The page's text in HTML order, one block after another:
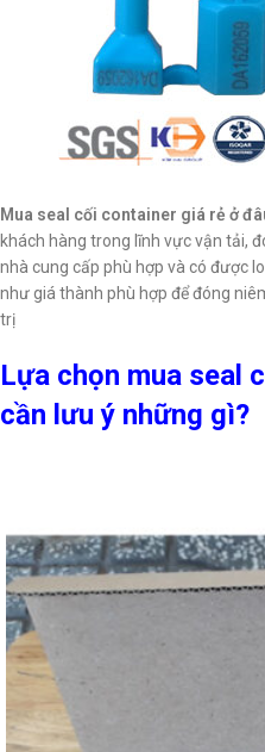
Mua seal cối container giá rẻ ở
khách hàng trong lĩnh vực vận tải,
nhà cung cấp phù hợp và có được
như giá thành phù hợp để đóng
trị
Lựa chọn mua seal
cần lưu ý những gì?